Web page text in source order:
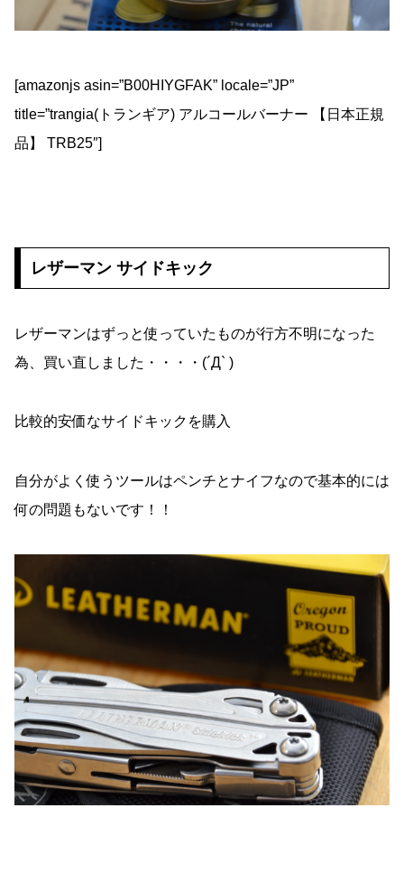
[amazonjs asin=”B00HIYGFAK” locale=”JP”
title=”trangia(トランギア) アルコールバーナー 【日本正規
品】 TRB25″]
レザーマン サイドキック
レザーマンはずっと使っていたものが行方不明になった
為、買い直しました・・・・(´Д` )
比較的安価なサイドキックを購入
自分がよく使うツールはペンチとナイフなので基本的には
何の問題もないです！！